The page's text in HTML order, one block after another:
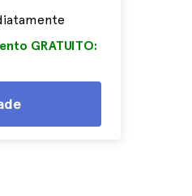
GRATUITO: